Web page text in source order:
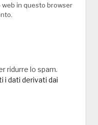
web in questo browser
ridurre lo spam.
i dati derivati dai